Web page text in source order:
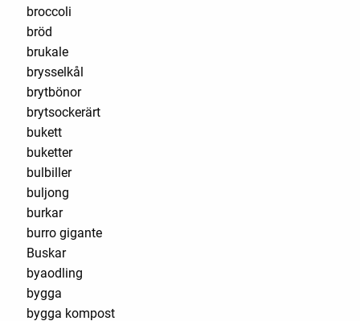
broccoli
bröd
brukale
brysselkål
brytbönor
brytsockerärt
bukett
buketter
bulbiller
buljong
burkar
burro gigante
Buskar
byaodling
bygga
bygga kompost